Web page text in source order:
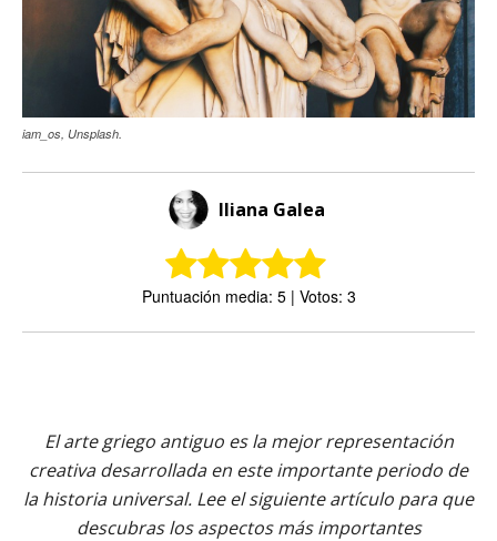
iam_os, Unsplash.
Iliana Galea
Puntuación media: 5 | Votos: 3
El arte griego antiguo es la mejor representación
creativa desarrollada en este importante periodo de
la historia universal. Lee el siguiente artículo para que
descubras los aspectos más importantes